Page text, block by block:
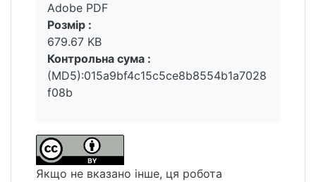
близькості та в певній системі координат,
узагальненої для тематичних шарів.
Запропонована система моніторингу
міського середовища дозволяє
вдосконалювати принципи прийняття
управлінських рішень при розробці
Adobe PDF
Розмір :
679.67 KB
Контрольна сума :
(MD5):015a9bf4c15c5ce8b8554b1a7028
f08b
Якщо не вказано інше, ця робота